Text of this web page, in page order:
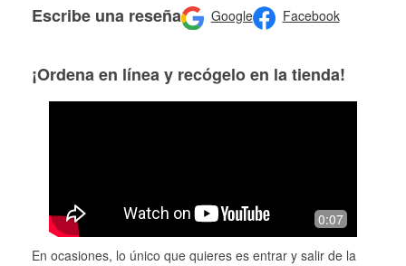
Escribe una reseña Google Facebook
¡Ordena en línea y recógelo en la tienda!
0:07
En ocasiones, lo único que quieres es entrar y salir de la